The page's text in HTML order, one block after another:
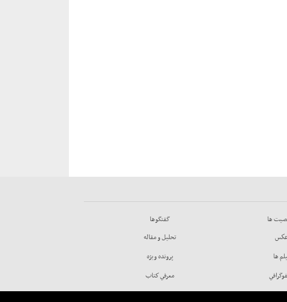
ها
عكس
ها
گفتگوها
تحليل و مقاله
پرونده ويژه
معرفي كتاب